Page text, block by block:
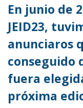
En junio de
JEID23,
anunciaros
conseguido
fuera
próxima